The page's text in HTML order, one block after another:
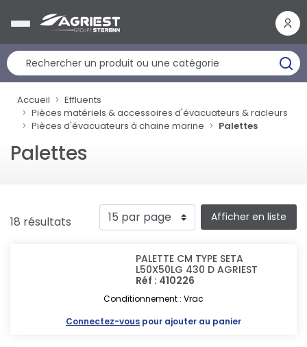
Accueil
Effluents
Pièces matériels & accessoires d'évacuateurs & racleurs
Pièces d'évacuateurs à chaine marine
Palettes
Palettes
18 résultats Afficher en liste
PALETTE CM TYPE SETA
L50X50LG 430 D AGRIEST
Réf : 410226
Conditionnement : Vrac
Connectez-vous pour ajouter au panier